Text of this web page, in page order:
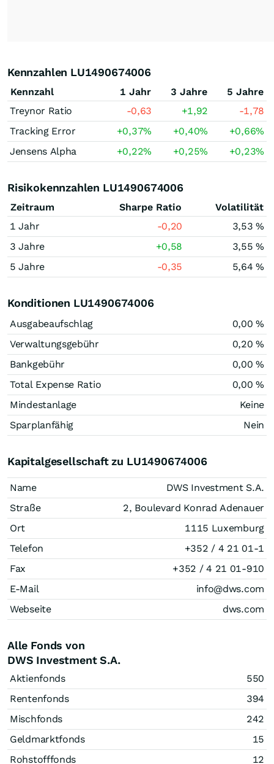
Kennzahlen LU1490674006
Kennzahl 1 Jahr 3 Jahre
5 Jahre
Treynor Ratio
-0,63 +1,92
-1,78
Tracking Error
+0,37% +0,40% +0,66%
Jensens Alpha
+0,22% +0,25% +0,23%
Risikokennzahlen LU1490674006
Zeitraum Sharpe Ratio
Volatilität
1 Jahr
-0,20
3,53 %
3 Jahre
+0,58
3,55 %
5 Jahre
-0,35 5,64 %
Konditionen LU1490674006
Ausgabeaufschlag
0,00 %
Verwaltungsgebühr
0,20 %
Bankgebühr
0,00 %
Total Expense Ratio
0,00 %
Mindestanlage
Keine
Sparplanfähig
Nein
Kapitalgesellschaft zu LU1490674006
Name
DWS Investment S.A.
Straße
2, Boulevard Konrad Adenauer
Ort
1115 Luxemburg
Telefon
+352 / 4 21 01-1
Fax
+352 / 4 21 01-910
E-Mail
info@dws.com
Webseite
dws.com
Alle Fonds von
DWS Investment S.A.
Aktienfonds
550
Rentenfonds
394
Mischfonds
242
Geldmarktfonds
15
Rohstofffonds
12